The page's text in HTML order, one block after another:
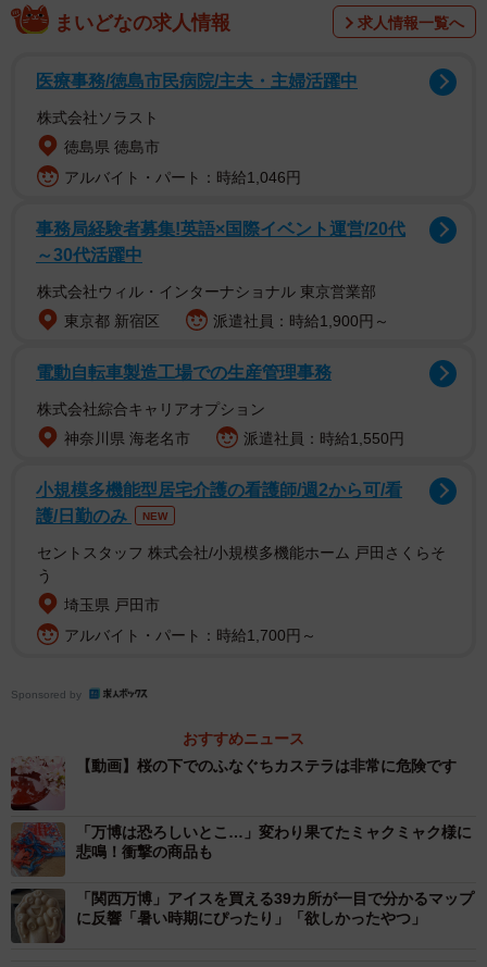
まいどなの求人情報 求人情報一覧へ
医療事務/徳島市民病院/主夫・主婦活躍中
株式会社ソラスト
徳島県 徳島市
アルバイト・パート：時給1,046円
事務局経験者募集!英語×国際イベント運営/20代
～30代活躍中
株式会社ウィル・インターナショナル 東京営業部
東京都 新宿区
派遣社員：時給1,900円～
電動自転車製造工場での生産管理事務
株式会社綜合キャリアオプション
神奈川県 海老名市
派遣社員：時給1,550円
小規模多機能型居宅介護の看護師/週2から可/看
護/日勤のみ
NEW
セントスタッフ 株式会社/小規模多機能ホーム 戸田さくらそ
う
埼玉県 戸田市
アルバイト・パート：時給1,700円～
Sponsored by
おすすめニュース
【動画】桜の下でのふなぐちカステラは非常に危険です
「万博は恐ろしいとこ…」変わり果てたミャクミャク様に
悲鳴！衝撃の商品も
「関西万博」アイスを買える39カ所が一目で分かるマップ
に反響「暑い時期にぴったり」「欲しかったやつ」